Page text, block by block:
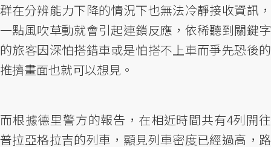
群在分辨能力下降的情況下也無法冷靜接收資訊，
一點風吹草動就會引起連鎖反應，依稀聽到關鍵字
的旅客因深怕搭錯車或是怕搭不上車而爭先恐後的
推擠畫面也就可以想見。
而根據德里警方的報告，在相近時間共有4列開往
普拉亞格拉吉的列車，顯見列車密度已經過高，路